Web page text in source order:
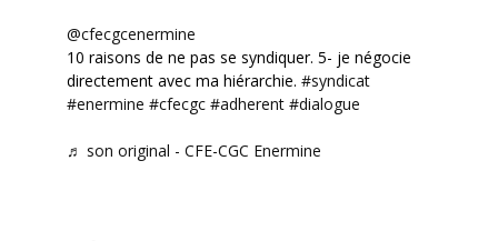
@cfecgcenermine
10 raisons de ne pas se syndiquer. 5- je négocie
directement avec ma hiérarchie. #syndicat
#enermine #cfecgc #adherent #dialogue
♬ son original - CFE-CGC Enermine